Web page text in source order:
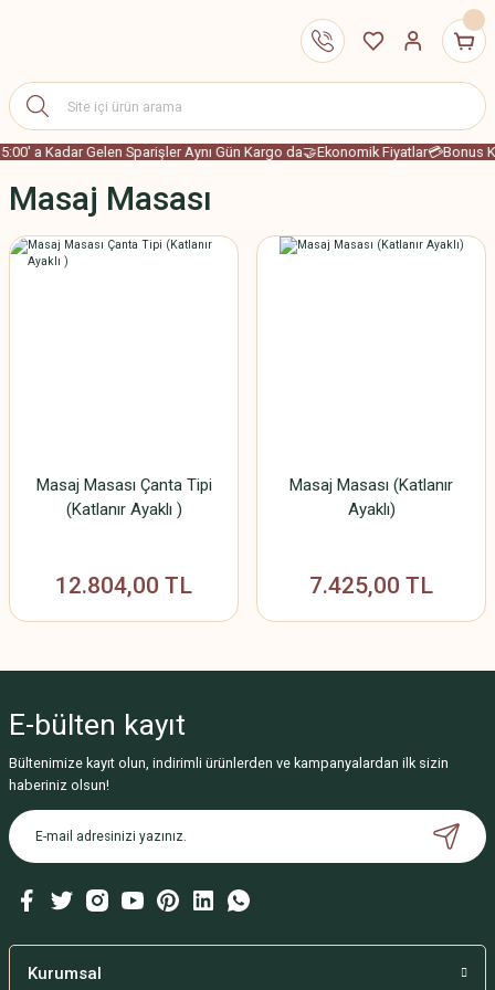
a Kadar Gelen Sparişler Aynı Gün Kargo da🤝Ekonomik Fiyatlar💳Bonus
Masaj Masası
Masaj Masası Çanta Tipi
(Katlanır Ayaklı )
12.804,00 TL
Masaj Masası (Katlanır
Ayaklı)
7.425,00 TL
E-bülten kayıt
Bültenimize kayıt olun, indirimli ürünlerden ve kampanyalardan ilk sizin
haberiniz olsun!
Kurumsal